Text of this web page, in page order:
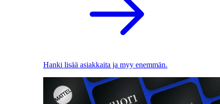
Hanki lisää asiakkaita ja myy enemmän.